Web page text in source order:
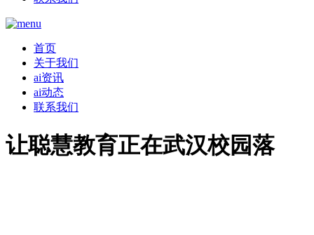
首页
关于我们
ai资讯
ai动态
联系我们
让聪慧教育正在武汉校园落